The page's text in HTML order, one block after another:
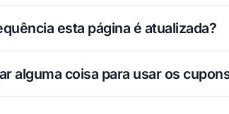
esta página é atualizada?
alguma coisa para usar os